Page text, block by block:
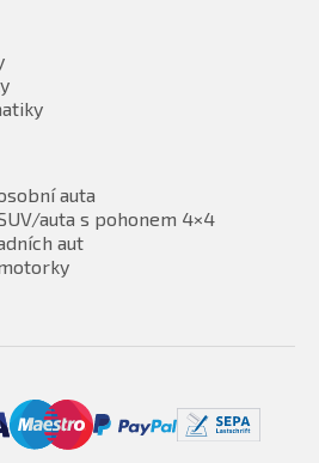
auta
auta s pohonem 4×4
aut